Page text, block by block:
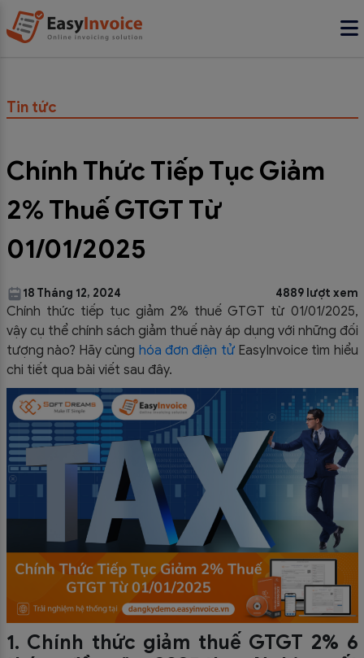
Tin tức
Chính Thức Tiếp Tục Giảm
2% Thuế GTGT Từ
01/01/2025
18 Tháng 12, 2024 4889 lượt xem
Chính thức tiếp tục giảm 2% thuế GTGT từ 01/01/2025,
vậy cụ thể chính sách giảm thuế này áp dụng với những đối
tượng nào? Hãy cùng hóa đơn điện tửEasyInvoice tìm hiểu
chi tiết qua bài viết sau đây.
1. Chính thức giảm thuế GTGT 2% 6